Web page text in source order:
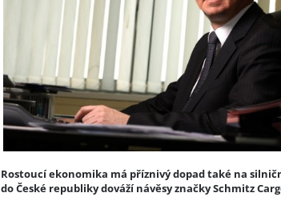
Rostoucí ekonomika má příznivý dopad také na
do České republiky dováží návěsy značky Schmitz